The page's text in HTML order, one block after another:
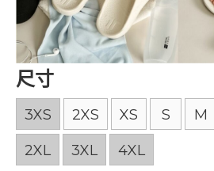
尺寸
3XS 2XS XS S M
2XL 3XL 4XL